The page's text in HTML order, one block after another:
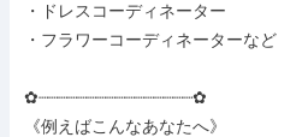
・ドレスコーディネーター
・フラワーコーディネーターなど
✿┈┈┈┈┈┈┈┈┈┈┈┈┈┈┈┈✿
《例えばこんなあなたへ》